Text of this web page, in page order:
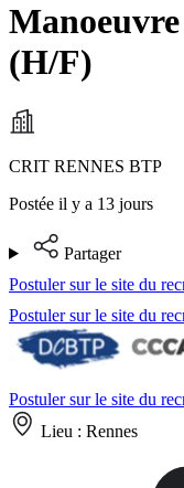
(H/F)
CRIT RENNES BTP
Postée il y a 13 jours
Partager
Postuler sur le site du
Postuler sur le site du
Postuler sur le site du
Lieu : Rennes